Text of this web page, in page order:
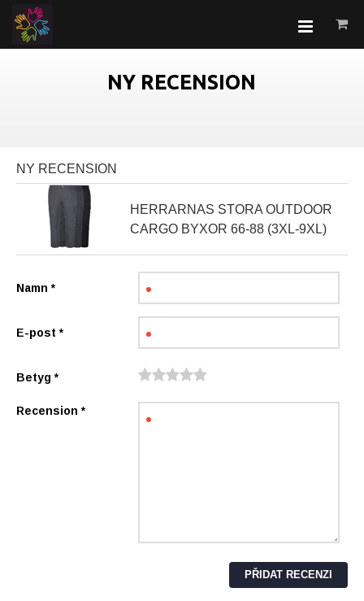
NY RECENSION
NY RECENSION
HERRARNAS STORA OUTDOOR
CARGO BYXOR 66-88 (3XL-9XL)
Namn *
E-post *
Betyg *
Recension *